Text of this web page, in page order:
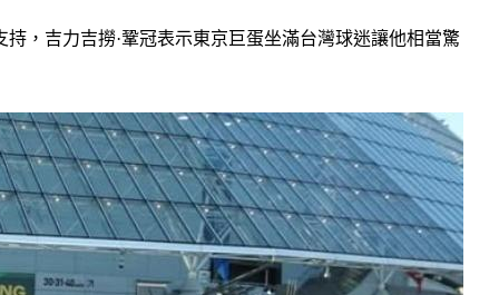
，吉力吉撈·鞏冠表示東京巨蛋坐滿台灣球迷讓他相當驚